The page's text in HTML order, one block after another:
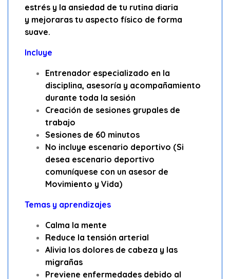
estrés y la ansiedad de tu rutina diaria
y mejoraras tu aspecto físico de forma
suave.
Incluye
Entrenador especializado en la
disciplina, asesoría y acompañamiento
durante toda la sesión
Creación de sesiones grupales de
trabajo
Sesiones de 60 minutos
No incluye escenario deportivo (Si
desea escenario deportivo
comuníquese con un asesor de
Movimiento y Vida)
Temas y aprendizajes
Calma la mente
Reduce la tensión arterial
Alivia los dolores de cabeza y las
migrañas
Previene enfermedades debido al